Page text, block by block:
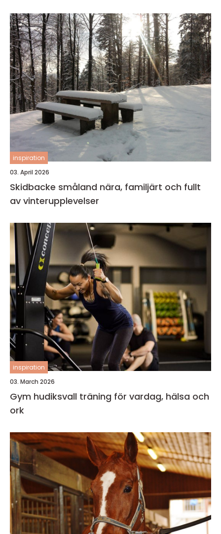
inspiration
03. April 2026
Skidbacke småland nära, familjärt och fullt
av vinterupplevelser
inspiration
03. March 2026
Gym hudiksvall träning för vardag, hälsa och
ork